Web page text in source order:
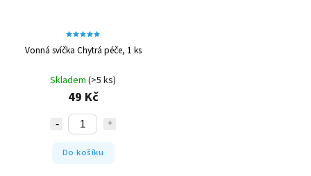
Vonná svíčka Chytrá péče, 1 ks
Skladem (>5 ks)
49 Kč
Do košíku